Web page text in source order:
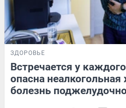
ЗДОРОВЬЕ
Встречается у
опасна
болезнь